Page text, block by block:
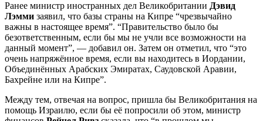
Ранее министр иностранных дел Великобритании Дэвид
Лэмми заявил, что базы страны на Кипре “чрезвычайно
важны в настоящее время”. “Правительство было бы
безответственным, если бы мы не учли все возможности на
данный момент”, — добавил он. Затем он отметил, что “это
очень напряжённое время, если вы находитесь в Иордании,
Объединённых Арабских Эмиратах, Саудовской Аравии,
Бахрейне или на Кипре”.
Между тем, отвечая на вопрос, пришла бы Великобритания на
помощь Израилю, если бы её попросили об этом, министр